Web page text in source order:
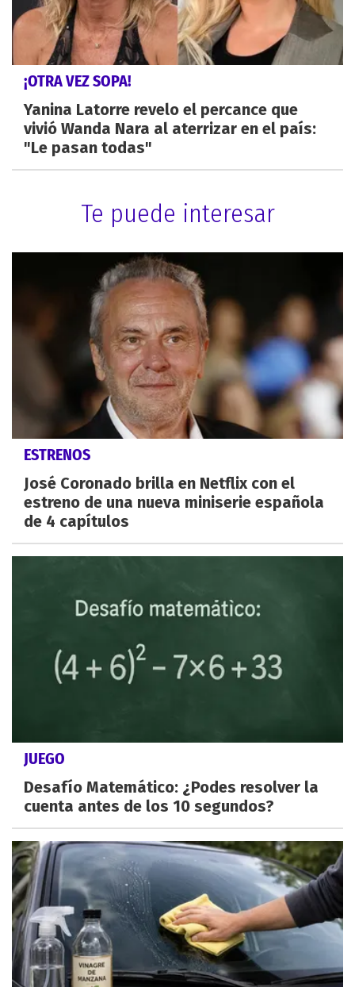
¡OTRA VEZ SOPA!
Yanina Latorre revelo el percance que
vivió Wanda Nara al aterrizar en el país:
"Le pasan todas"
Te puede interesar
ESTRENOS
José Coronado brilla en Netflix con el
estreno de una nueva miniserie española
de 4 capítulos
JUEGO
Desafío Matemático: ¿Podes resolver la
cuenta antes de los 10 segundos?